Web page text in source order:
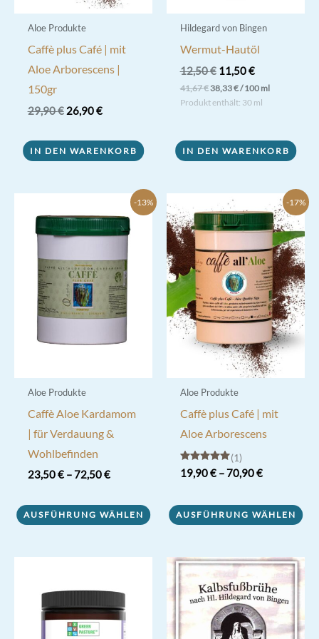
werden
Aloe Produkte
Caffè plus Café | mit
Aloe Arborescens |
150gr
29,90€ Ursprünglicher
29,90 €
26,90€Aktueller
26,90 €.
IN DEN WARENKORB
Hildegard von Bingen
Wermut-Hautöl
12,50€ Ursprünglicher
Preis
war:
12,50 €
11,50€Aktueller
Preis
11,50 €.
41,67€38,33€/100 ml
Produkt enthält: 30 ml
IN DEN WARENKORB
-13%
Aloe Produkte
Caffè Aloe Kardamom
| für Verdauung &
Wohlbefinden
23,50€–72,50€
AUSFÜHRUNG WÄHLEN
Produkt
mehrere
auf.
Die
Optionen
-17%
Aloe Produkte
Caffè plus Café | mit
Aloe Arborescens
Bewertet mit
5.00
1
19,90€–70,90€
AUSFÜHRUNG WÄHLEN
Produkt
mehrere
Varianten
auf.
Die
Optionen